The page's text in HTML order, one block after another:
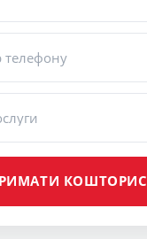
КОШТОРИС